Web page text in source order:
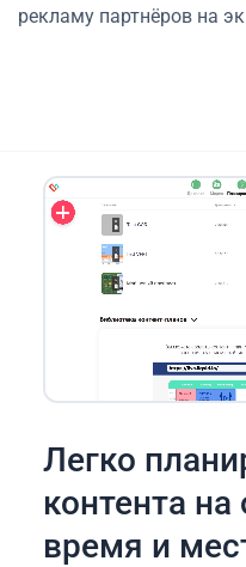
рекламу партнёров на
Легко
контента
время и